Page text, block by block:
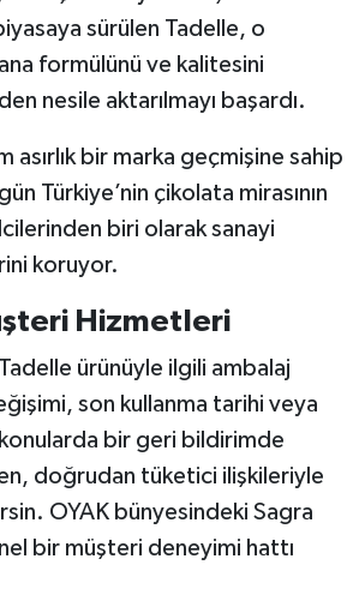
sürülen Tadelle, o
formülünü ve kalitesini
nesile aktarılmayı başardı.
asırlık bir marka geçmişine sahip
Türkiye’nin çikolata mirasının
biri olarak sanayi
koruyor.
Hizmetleri
Tadelle ürünüyle ilgili ambalaj
son kullanma tarihi veya
bir geri bildirimde
doğrudan tüketici ilişkileriyle
OYAK bünyesindeki Sagra
bir müşteri deneyimi hattı